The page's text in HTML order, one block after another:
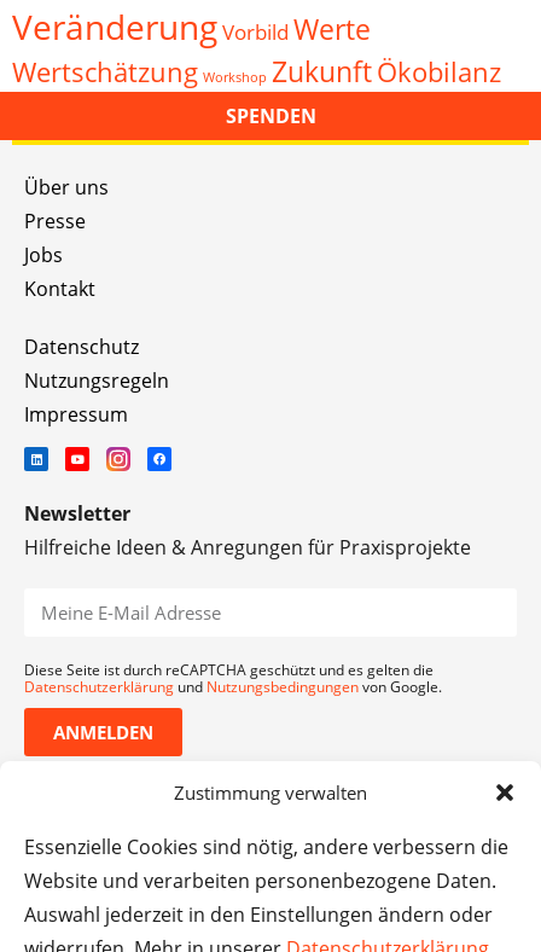
Zustimmung verwalten
Essenzielle Cookies sind nötig, andere verbessern die
Website und verarbeiten personenbezogene Daten.
Auswahl jederzeit in den Einstellungen ändern oder
VeränderungVorbild Werte
Wertschätzung Workshop ZukunftÖkobilanz
SPENDEN
Über uns
Presse
Jobs
Kontakt
Datenschutz
Nutzungsregeln
Impressum
Newsletter
Hilfreiche Ideen & Anregungen für Praxisprojekte
Diese Seite ist durch reCAPTCHA geschützt und es gelten die
Datenschutzerklärung und Nutzungsbedingungenvon Google.
ANMELDEN